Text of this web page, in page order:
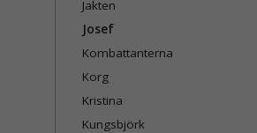
Jakten
Josef
Kombattanterna
Korg
Kristina
Kungsbjörk